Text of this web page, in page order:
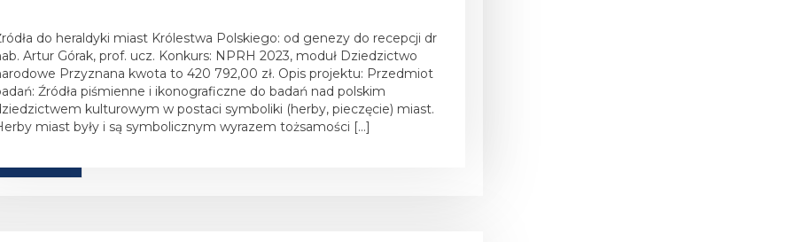
do heraldyki miast Królestwa Polskiego: od genezy do recepcji dr
Artur Górak, prof. ucz. Konkurs: NPRH 2023, moduł Dziedzictwo
Przyznana kwota to 420 792,00 zł. Opis projektu: Przedmiot
Źródła piśmienne i ikonograficzne do badań nad polskim
kulturowym w postaci symboliki (herby, pieczęcie) miast.
miast były i są symbolicznym wyrazem tożsamości […]